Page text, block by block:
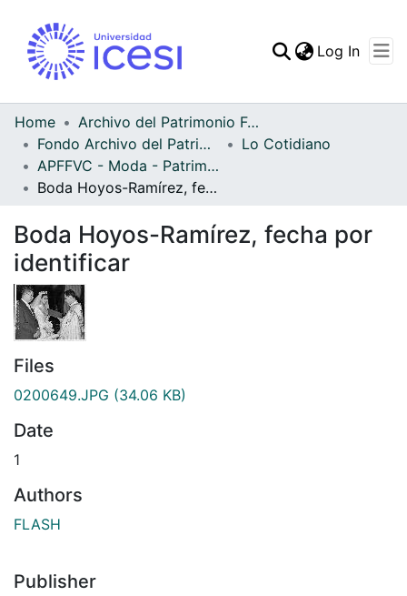
Statistics
Log In
Home
Archivo del Patrimonio Fotográfico y Fílmico del Valle del Cauca
Fondo Archivo del Patrimonio Fotográfico y Fílmico del Valle del Cauca
Lo Cotidiano
APFFVC - Moda - Patrimonial
Boda Hoyos-Ramírez, fecha por identificar
Boda Hoyos-Ramírez, fecha por
identificar
Files
0200649.JPG (34.06 KB)
Date
1
Authors
FLASH
Publisher